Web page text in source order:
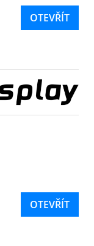
OTEVŘÍT
OTEVŘÍT